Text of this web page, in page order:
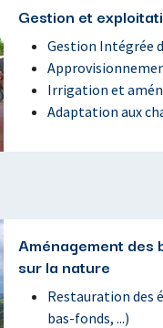
Gestion et
Gestion Intégrée
Irrigation et
Adaptation aux
Aménagement des
sur la nature
Restauration des
bas-fonds, ...)